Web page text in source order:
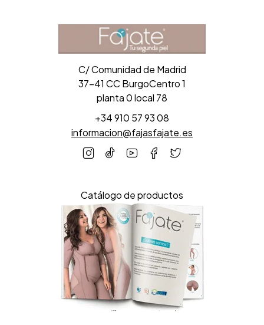
C/ Comunidad de Madrid
37-41 CC BurgoCentro 1
planta 0 local 78
+34 910 57 93 08
informacion@fajasfajate.es
Catálogo de productos